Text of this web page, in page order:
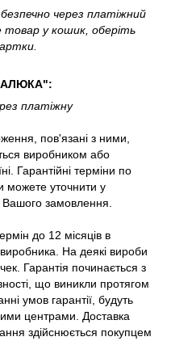
через платіжний
у кошик, оберіть
платіжну
пов'язані з ними,
виробником або
Гарантійні терміни по
можете уточнити у
замовлення.
до 12 місяців в
виробника. На деякі вироби
Гарантія починається з
що виникли протягом
умов гарантії, будуть
центрами. Доставка
здійснюється покупцем